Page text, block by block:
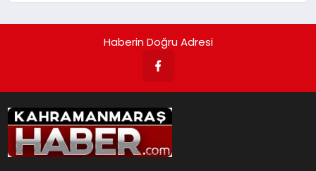
Haberin Doğru Adresi